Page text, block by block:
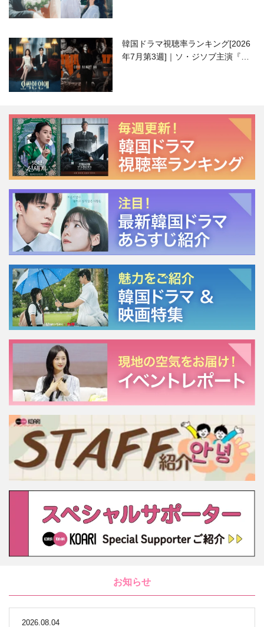
韓国ドラマ視聴率ランキング[2026
年7月第3週]｜ソ・ジソブ主演『エ
お知らせ
2026.08.04